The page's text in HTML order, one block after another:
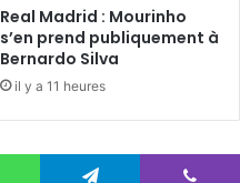
Real Madrid : Mourinho
s’en prend publiquement à
Bernardo Silva
il y a 11 heures